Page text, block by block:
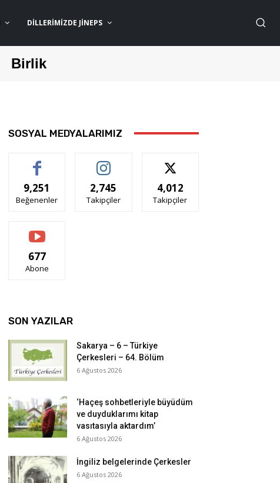
DILLERIMIZDE JİNEPS
Birlik
SOSYAL MEDYALARIMIZ
9,251
Beğenenler
2,745
Takipçiler
4,012
Takipçiler
677
Abone
SON YAZILAR
Sakarya – 6 – Türkiye
Çerkesleri – 64. Bölüm
6 Ağustos 2026
‘Haçeş sohbetleriyle büyüdüm
ve duyduklarımı kitap
vasıtasıyla aktardım’
6 Ağustos 2026
İngiliz belgelerinde Çerkesler
6 Ağustos 2026